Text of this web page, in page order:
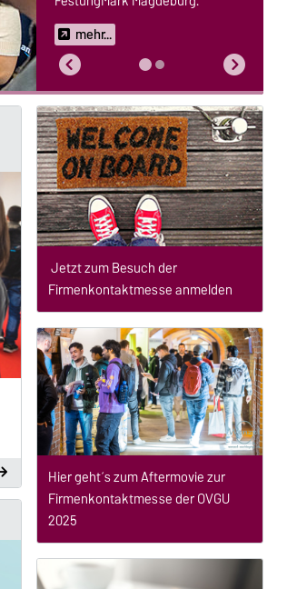
mehr...
Jetzt zum Besuch der
Firmenkontaktmesse anmelden
Hier geht´s zum Aftermovie zur
Firmenkontaktmesse der OVGU
2025